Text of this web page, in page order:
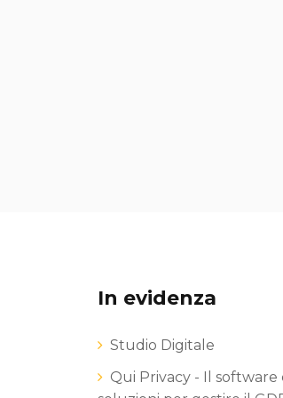
In evidenza
Studio Digitale
Qui Privacy - Il software